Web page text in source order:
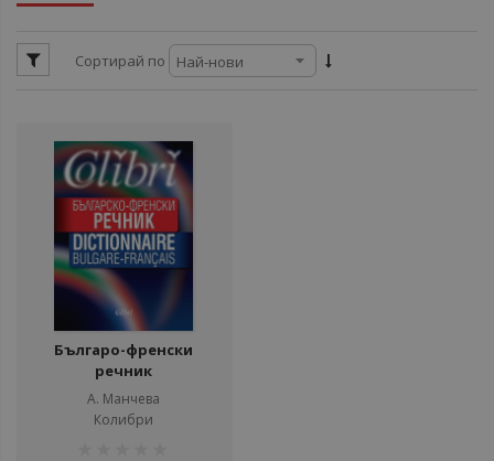
Сортирай по
Българо-френски
речник
А. Манчева
Колибри